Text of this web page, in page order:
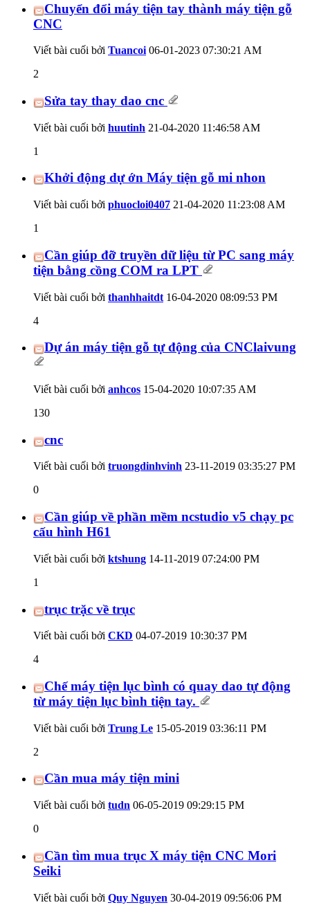
Chuyển đổi máy tiện tay thành máy tiện gỗ
CNC
Viết bài cuối bởi Tuancoi 06-01-2023 07:30:21 AM
2
Sửa tay thay dao cnc
Viết bài cuối bởi huutinh 21-04-2020 11:46:58 AM
1
Khởi động dự ớn Máy tiện gỗ mi nhon
Viết bài cuối bởi phuocloi0407 21-04-2020 11:23:08 AM
1
Cần giúp đỡ truyền dữ liệu từ PC sang máy
tiện bằng cồng COM ra LPT
Viết bài cuối bởi thanhhaitdt 16-04-2020 08:09:53 PM
4
Dự án máy tiện gỗ tự động của CNClaivung
Viết bài cuối bởi anhcos 15-04-2020 10:07:35 AM
130
cnc
Viết bài cuối bởi truongdinhvinh 23-11-2019 03:35:27 PM
0
Cần giúp về phần mềm ncstudio v5 chạy pc
cấu hình H61
Viết bài cuối bởi ktshung 14-11-2019 07:24:00 PM
1
trục trặc về trục
Viết bài cuối bởi CKD 04-07-2019 10:30:37 PM
4
Chế máy tiện lục bình có quay dao tự động
từ máy tiện lục bình tiện tay.
Viết bài cuối bởi Trung Le 15-05-2019 03:36:11 PM
2
Cần mua máy tiện mini
Viết bài cuối bởi tudn 06-05-2019 09:29:15 PM
0
Cần tìm mua trục X máy tiện CNC Mori
Seiki
Viết bài cuối bởi Quy Nguyen 30-04-2019 09:56:06 PM